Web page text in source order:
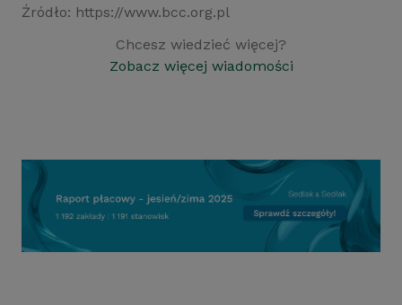
Źródło: https://www.bcc.org.pl
Chcesz wiedzieć więcej?
Zobacz więcej wiadomości